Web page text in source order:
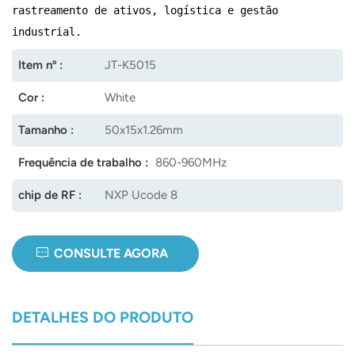
rastreamento de ativos, logística e gestão
industrial.
Item nº : JT-K5015
Cor : White
Tamanho : 50x15x1.26mm
Frequência de trabalho : 860-960MHz
chip de RF : NXP Ucode 8
CONSULTE AGORA
DETALHES DO PRODUTO